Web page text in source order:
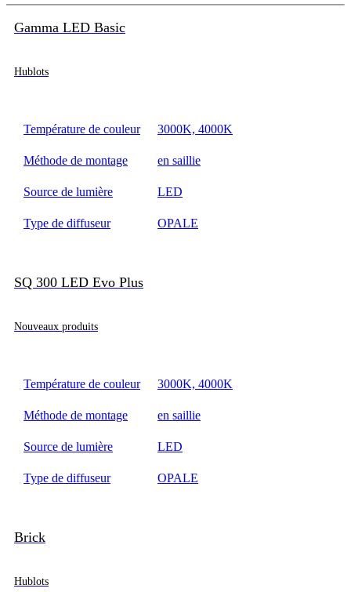
Gamma LED Basic
Hublots
Température de couleur 3000K, 4000K
Méthode de montage en saillie
Source de lumière LED
Type de diffuseur OPALE
SQ 300 LED Evo Plus
Nouveaux produits
Température de couleur 3000K, 4000K
Méthode de montage en saillie
Source de lumière LED
Type de diffuseur OPALE
Brick
Hublots